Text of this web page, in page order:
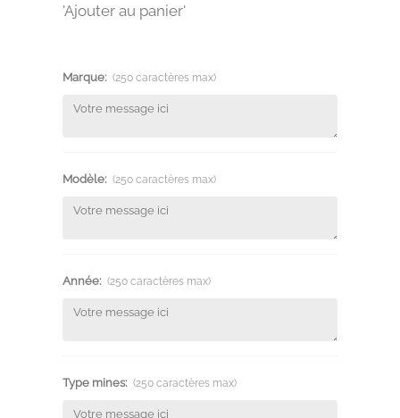
'Ajouter au panier'
Marque: (250 caractères max)
Modèle: (250 caractères max)
Année: (250 caractères max)
Type mines: (250 caractères max)